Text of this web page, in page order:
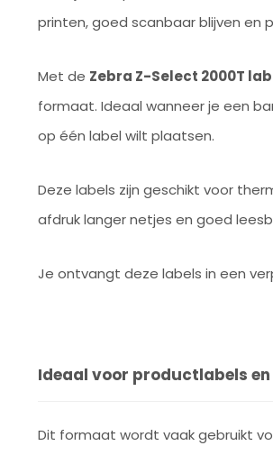
printen, goed scanbaar blijven en
Met de Zebra Z-Select 2000T
formaat. Ideaal wanneer je een
op één label wilt plaatsen.
Deze labels zijn geschikt voor
afdruk langer netjes en goed
Je ontvangt deze labels in een
Ideaal voor productlabels
Dit formaat wordt vaak gebruikt